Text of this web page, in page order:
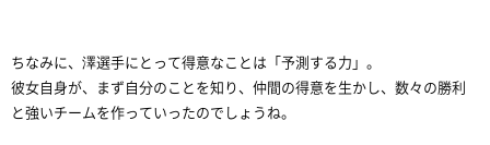
ちなみに、澤選手にとって得意なことは「予測する力」。
彼女自身が、まず自分のことを知り、仲間の得意を生かし、数々の勝利
と強いチームを作っていったのでしょうね。